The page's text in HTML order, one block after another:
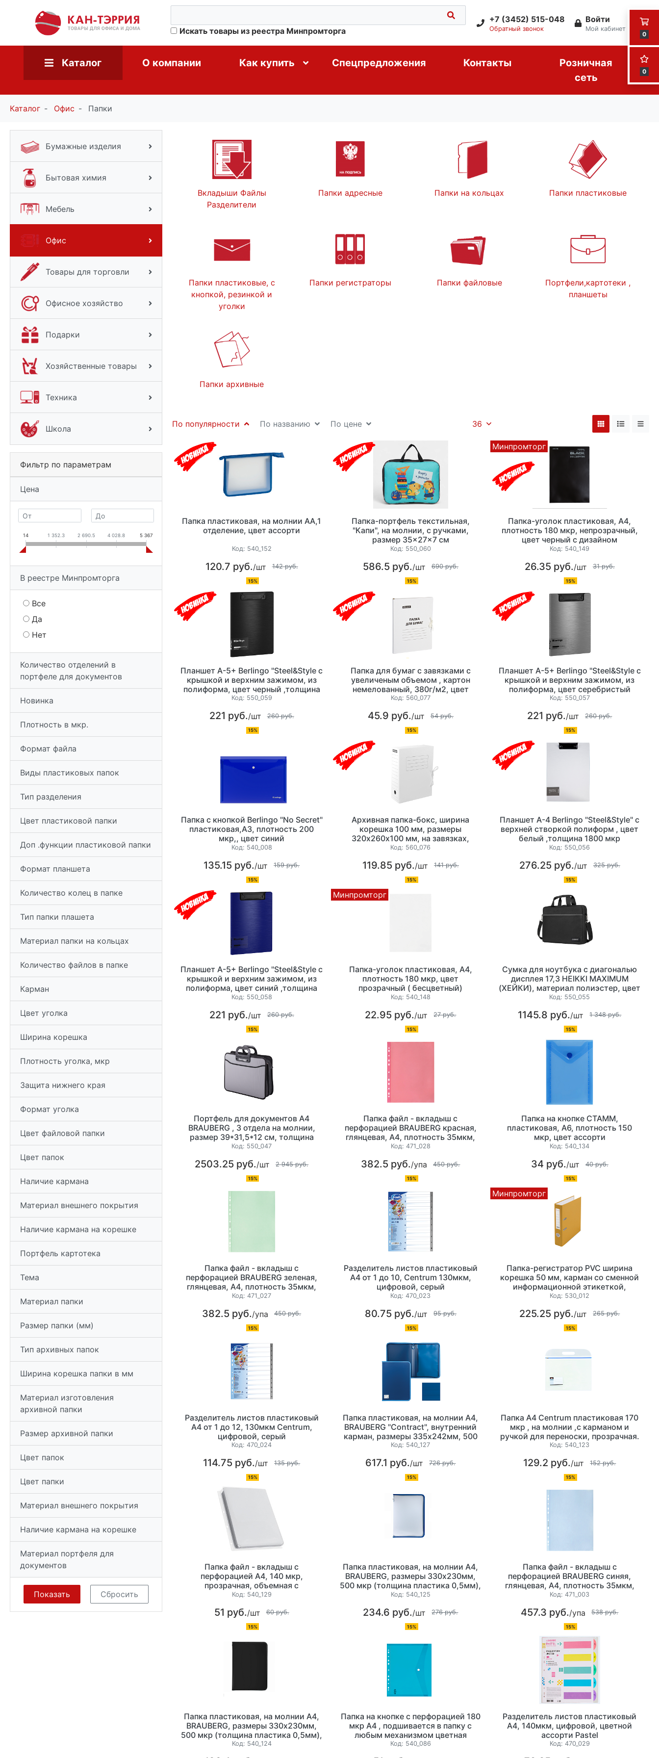
0
0
Искать товары из реестра Минпромторга
+7 (3452) 515-048
Обратный звонок
Войти
Мой кабинет
Каталог О компании Как купить Спецпредложения Контакты
Розничная
сеть
Каталог Офис Папки
Бумажные изделия
Бытовая химия
Мебель
Офис
Товары для торговли
Офисное хозяйство
Подарки
Хозяйственные товары
Техника
Школа
Фильтр по параметрам
Цена
14 1 352.3 2 690.5 4 028.8 5 367
В реестре Минпромторга
Все
Да
Нет
Количество отделений в
портфеле для документов
Новинка
Плотность в мкр.
Формат файла
Виды пластиковых папок
Тип разделения
Цвет пластиковой папки
Доп .функции пластиковой папки
Формат планшета
Количество колец в папке
Тип папки плашета
Материал папки на кольцах
Количество файлов в папке
Карман
Цвет уголка
Ширина корешка
Плотность уголка, мкр
Защита нижнего края
Формат уголка
Цвет файловой папки
Цвет папок
Наличие кармана
Материал внешнего покрытия
Наличие кармана на корешке
Портфель картотека
Тема
Материал папки
Размер папки (мм)
Тип архивных папок
Ширина корешка папки в мм
Материал изготовления
архивной папки
Размер архивной папки
Цвет папок
Цвет папки
Материал внешнего покрытия
Наличие кармана на корешке
Материал портфеля для
документов
Вкладыши Файлы
Разделители
Папки адресные Папки на кольцах Папки пластиковые
Папки пластиковые, с
кнопкой, резинкой и
уголки
Папки регистраторы Папки файловые
Портфели,картотеки ,
планшеты
Папки архивные
По популярности По названию По цене 36
Папка пластиковая, на молнии АА,1
отделение, цвет ассорти
Код: 540_152
120.7 руб./шт 142 руб.
15%
Папка-портфель текстильная,
"Капи", на молнии, с ручками,
размер 35×27×7 см
Код: 550_060
586.5 руб./шт 690 руб.
15%
Минпромторг
Папка-уголок пластиковая, А4,
плотность 180 мкр, непрозрачный,
цвет черный с дизайном
Код: 540_149
26.35 руб./шт 31 руб.
15%
Планшет А-5+ Berlingo "Steel&Style с
крышкой и верхним зажимом, из
полиформа, цвет черный ,толщина
1800 мкр
Код: 550_059
221 руб./шт 260 руб.
15%
Папка для бумаг с завязками с
увеличеным объемом , картон
немелованный, 380г/м2, цвет
белый, на 2 завязках
Код: 560_077
45.9 руб./шт 54 руб.
15%
Планшет А-5+ Berlingo "Steel&Style с
крышкой и верхним зажимом, из
полиформа, цвет серебристый
металлик ,толщина 1800 мкр
Код: 550_057
221 руб./шт 260 руб.
15%
Папка с кнопкой Berlingo "No Secret"
пластиковая,А3, плотность 200
мкр,, цвет синий
Код: 540_008
135.15 руб./шт 159 руб.
15%
Архивная папка-бокс, ширина
корешка 100 мм, размеры
320х260х100 мм, на завязках,
микрогофрокартон, цвет белый
Код: 560_076
119.85 руб./шт 141 руб.
15%
Планшет А-4 Berlingo "Steel&Style" с
верхней створкой полиформ , цвет
белый ,толщина 1800 мкр
Код: 550_056
276.25 руб./шт 325 руб.
15%
Планшет А-5+ Berlingo "Steel&Style с
крышкой и верхним зажимом, из
полиформа, цвет синий ,толщина
1800 мкр
Код: 550_058
221 руб./шт 260 руб.
15%
Минпромторг
Папка-уголок пластиковая, А4,
плотность 180 мкр, цвет
прозрачный ( бесцветный)
Код: 540_148
22.95 руб./шт 27 руб.
15%
Сумка для ноутбука с диагональю
дисплея 17,3 HEIKKI MAXIMUM
(ХЕЙКИ), материал полиэстер, цвет
черная с серой вставкой
Код: 550_055
1145.8 руб./шт 1 348 руб.
15%
Портфель для документов А4
BRAUBERG , 3 отдела на молнии,
размер 39*31,5*12 см, толщина
1000мкм, пластик, цвет серый
Код: 550_047
2503.25 руб./шт 2 945 руб.
15%
Папка файл - вкладыш с
перфорацией BRAUBERG красная,
глянцевая, А4, плотность 35мкм,
100шт/уп цена за упаковку
Код: 471_028
382.5 руб./упа 450 руб.
15%
Папка на кнопке СТАММ,
пластиковая, А6, плотность 150
мкр, цвет ассорти
Код: 540_134
34 руб./шт 40 руб.
15%
Папка файл - вкладыш с
перфорацией BRAUBERG зеленая,
глянцевая, А4, плотность 35мкм,
100шт/уп цена за упаковку
Код:471_027
382.5 руб./упа 450 руб.
15%
Разделитель листов пластиковый
А4 от 1 до 10, Centrum 130мкм,
цифровой, серый
Код:470_023
80.75 руб./шт 95 руб.
15%
Минпромторг
Папка-регистратор PVC ширина
корешка 50 мм, карман со сменной
информационной этикеткой,
металлический протектор нижней
Код: 530_012
225.25 руб./шт 265 руб.
15%
Разделитель листов пластиковый
А4 от 1 до 12, 130мкм Centrum,
цифровой, серый
Код:470_024
114.75 руб./шт 135 руб.
15%
Папка пластиковая, на молнии А4,
BRAUBERG "Contract", внутренний
карман, размеры 335х242мм, 500
мкр (толщина пластика 0,5мм), для
документов, цвет синий
Код: 540_127
617.1 руб./шт 726 руб.
15%
Папка А4 Centrum пластиковая 170
мкр , на молнии ,с карманом и
ручкой для переноски, прозрачная.
Код: 540_123
129.2 руб./шт 152 руб.
15%
Папка файл - вкладыш с
перфорацией А4, 140 мкр,
прозрачная, объемная с
расширением до 250 листов, цена
Код: 540_129
51 руб./шт 60 руб.
15%
Папка пластиковая, на молнии А4,
BRAUBERG, размеры 330х230мм,
500 мкр (толщина пластика 0,5мм),
для хранения и транспортировки
Код: 540_125
234.6 руб./шт 276 руб.
15%
Папка файл - вкладыш с
перфорацией BRAUBERG синяя,
глянцевая, А4, плотность 35мкм,
100шт/уп цена за упаковку
Код:471_003
457.3 руб./упа 538 руб.
15%
Папка пластиковая, на молнии А4,
BRAUBERG, размеры 330х230мм,
500 мкр (толщина пластика 0,5мм),
для хранения и транспортировки
Код: 540_124
Папка на кнопке с перфорацией 180
мкр А4 , подшивается в папку с
любым механизмом цветная
тонированная,
Код: 540_086
Разделитель листов пластиковый
А4, 140мкм, цифровой, цветной
ассорти Pastel
Код: 470_029